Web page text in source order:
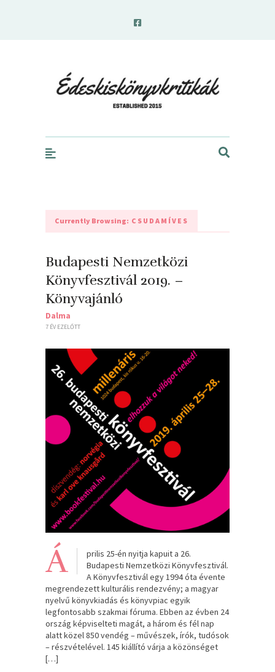
Currently Browsing: CSUDAMÍVES
Budapesti Nemzetközi
Könyvfesztivál 2019. –
Könyvajánló
Dalma
7 ÉV EZELŐTT
Á
prilis 25-én nyitja kapuit a 26.
Budapesti Nemzetközi Könyvfesztivál.
A Könyvfesztivál egy 1994 óta évente
megrendezett kulturális rendezvény; a magyar
nyelvű könyvkiadás és könyvpiac egyik
legfontosabb szakmai fóruma. Ebben az évben 24
ország képviselteti magát, a három és fél nap
alatt közel 850 vendég – művészek, írók, tudósok
– részvételével. 145 kiállító várja a közönséget
[…]